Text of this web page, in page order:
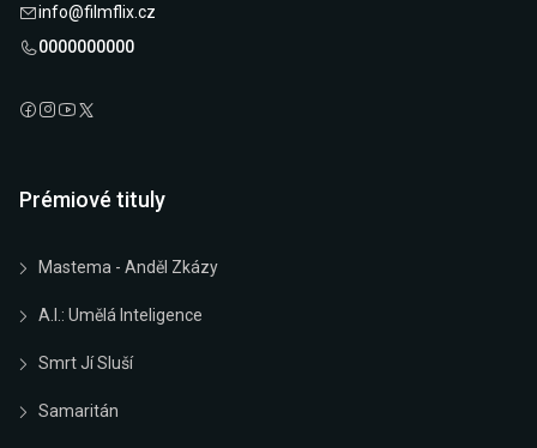
info@filmflix.cz
0000000000
Prémiové tituly
Mastema - Anděl Zkázy
A.I.: Umělá Inteligence
Smrt Jí Sluší
Samaritán